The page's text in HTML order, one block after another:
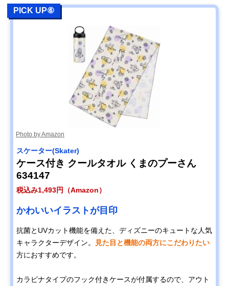
PICK UP⑥
Photo by Amazon
スケーター(Skater)
ケース付き クールタオル くまのプーさん
634147
税込み1,493円（Amazon）
かわいいイラストが目印
抗菌とUVカット機能を備えた、ディズニーのキュートな人気
キャラクターデザイン。
見た目と機能の両方にこだわりたい
方におすすめです。
カラビナタイプのフック付きケースが付属するので、アウト